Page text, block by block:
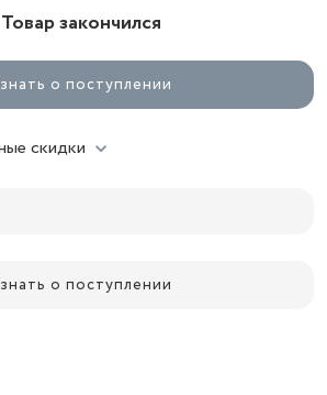
Товар закончился
о поступлении
скидки
о поступлении